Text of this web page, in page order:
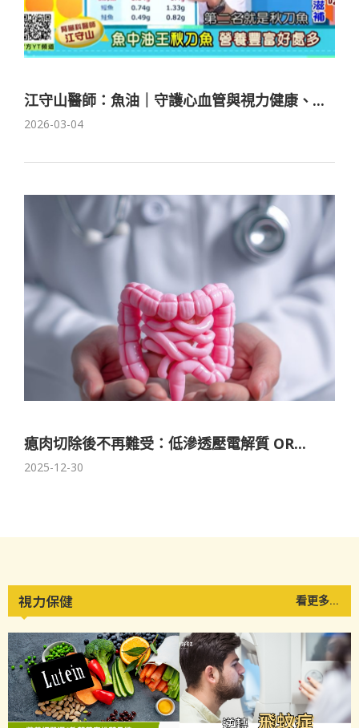
江守山醫師：魚油｜守護心血管與視力健康、...
2026-03-04
瘜肉切除後不再難受：低滲透壓電解質 OR...
2025-12-30
看更多...
視力保健